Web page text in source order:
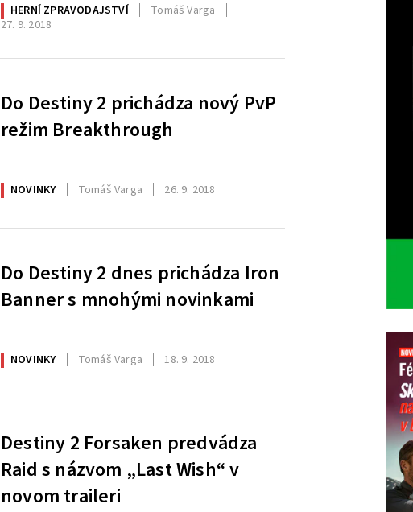
HERNÍ ZPRAVODAJSTVÍ
Tomáš Varga
27. 9. 2018
Do Destiny 2 prichádza nový PvP
režim Breakthrough
NOVINKY Tomáš Varga 26. 9. 2018
Do Destiny 2 dnes prichádza Iron
Banner s mnohými novinkami
NOVINKY Tomáš Varga 18. 9. 2018
Destiny 2 Forsaken predvádza
Raid s názvom „Last Wish“ v
novom traileri